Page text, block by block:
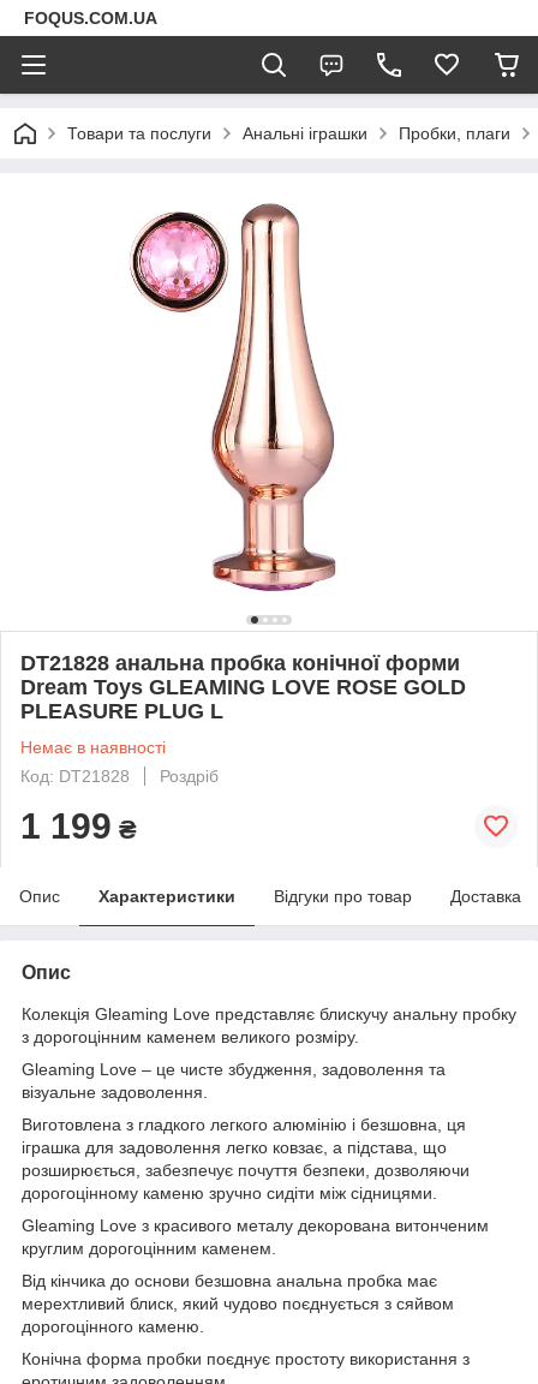
FOQUS.COM.UA
Товари та послуги Анальні іграшки Пробки, плаги
DT21828 анальна пробка конічної форми
Dream Toys GLEAMING LOVE ROSE GOLD
PLEASURE PLUG L
Немає в наявності
Код: DT21828
Роздріб
1 199 ₴
Опис Характеристики Відгуки про товар Доставка
Опис
Колекція Gleaming Love представляє блискучу анальну пробку
з дорогоцінним каменем великого розміру.
Gleaming Love – це чисте збудження, задоволення та
візуальне задоволення.
Виготовлена з гладкого легкого алюмінію і безшовна, ця
іграшка для задоволення легко ковзає, а підстава, що
розширюється, забезпечує почуття безпеки, дозволяючи
дорогоцінному каменю зручно сидіти між сідницями.
Gleaming Love з красивого металу декорована витонченим
круглим дорогоцінним каменем.
Від кінчика до основи безшовна анальна пробка має
мерехтливий блиск, який чудово поєднується з сяйвом
дорогоцінного каменю.
Конічна форма пробки поєднує простоту використання з